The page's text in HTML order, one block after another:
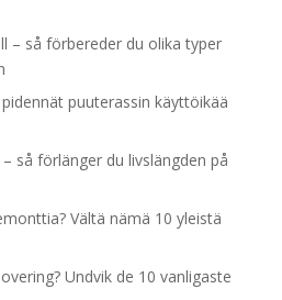
– så förbereder du olika typer
puuterassin käyttöikää
så förlänger du livslängden på
Vältä nämä 10 yleistä
Undvik de 10 vanligaste